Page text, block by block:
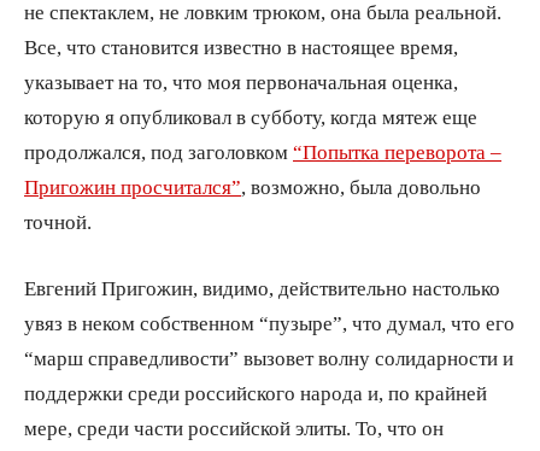
не спектаклем, не ловким трюком, она была реальной.
Все, что становится известно в настоящее время,
указывает на то, что моя первоначальная оценка,
которую я опубликовал в субботу, когда мятеж еще
продолжался, под заголовком “Попытка переворота –
Пригожин просчитался”, возможно, была довольно
точной.
Евгений Пригожин, видимо, действительно настолько
увяз в неком собственном “пузыре”, что думал, что его
“марш справедливости” вызовет волну солидарности и
поддержки среди российского народа и, по крайней
мере, среди части российской элиты. То, что он